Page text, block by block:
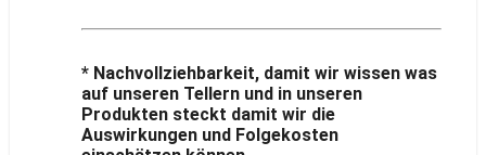
* Nachvollziehbarkeit, damit wir wissen was
auf unseren Tellern und in unseren
Produkten steckt damit wir die
Auswirkungen und Folgekosten